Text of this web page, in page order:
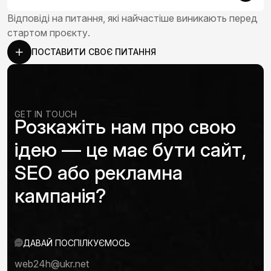
Відповіді на питання, які найчастіше виникають перед
стартом проєкту.
ПОСТАВИТИ СВОЄ ПИТАННЯ
GET IN TOUCH
Розкажіть нам про свою
ідею — це має бути сайт,
SEO або рекламна
кампанія?
ДАВАЙ ПОСПІЛКУЄМОСЬ
web24h@ukr.net